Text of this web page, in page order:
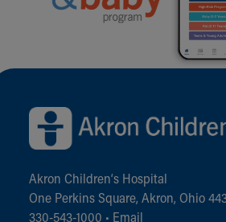
Back to top of page
Akron Children‘s Hospital
One Perkins Square, Akron, Ohio
330-543-1000 • Email